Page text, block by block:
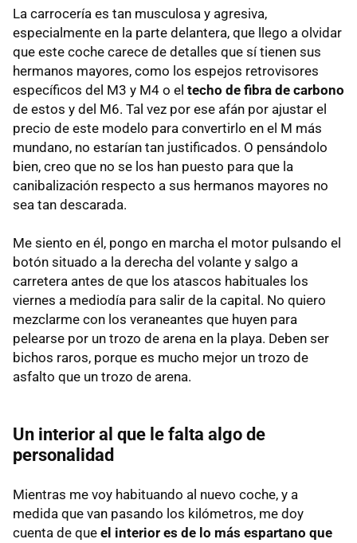
La carrocería es tan musculosa y agresiva,
especialmente en la parte delantera, que llego a olvidar
que este coche carece de detalles que sí tienen sus
hermanos mayores, como los espejos retrovisores
específicos del M3 y M4 o el techo de fibra de carbono
de estos y del M6. Tal vez por ese afán por ajustar el
precio de este modelo para convertirlo en el M más
mundano, no estarían tan justificados. O pensándolo
bien, creo que no se los han puesto para que la
canibalización respecto a sus hermanos mayores no
sea tan descarada.
Me siento en él, pongo en marcha el motor pulsando el
botón situado a la derecha del volante y salgo a
carretera antes de que los atascos habituales los
viernes a mediodía para salir de la capital. No quiero
mezclarme con los veraneantes que huyen para
pelearse por un trozo de arena en la playa. Deben ser
bichos raros, porque es mucho mejor un trozo de
asfalto que un trozo de arena.
Un interior al que le falta algo de
personalidad
Mientras me voy habituando al nuevo coche, y a
medida que van pasando los kilómetros, me doy
cuenta de que el interior es de lo más espartano que